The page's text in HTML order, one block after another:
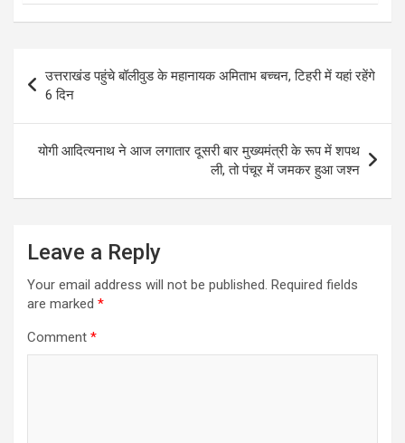
navigation
उत्तराखंड पहुंचे बॉलीवुड के महानायक अमिताभ बच्चन, टिहरी में यहां रहेंगे
6 दिन
योगी आदित्यनाथ ने आज लगातार दूसरी बार मुख्यमंत्री के रूप में शपथ
ली, तो पंचूर में जमकर हुआ जश्न
Leave a Reply
Your email address will not be published. Required fields
are marked *
Comment *